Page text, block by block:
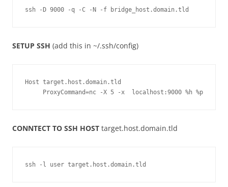
ssh -D 9000 -q -C -N -f bridge_host.domain.tld
SETUP SSH (add this in ~/.ssh/config)
Host target.host.domain.tld
     ProxyCommand=nc -X 5 -x  localhost:9000 %h %p
CONNTECT TO SSH HOST target.host.domain.tld
ssh -l user target.host.domain.tld